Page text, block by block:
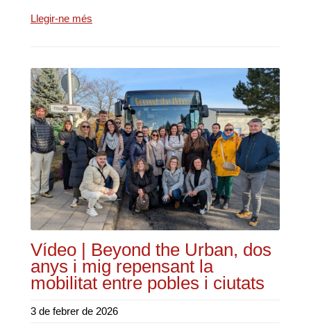
Llegir-ne més
Vídeo | Beyond the Urban, dos
anys i mig repensant la
mobilitat entre pobles i ciutats
3 de febrer de 2026